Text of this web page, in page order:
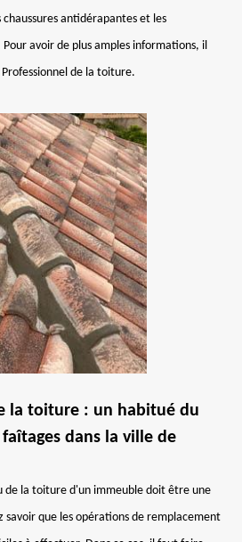
antidérapantes et les
avoir de plus amples informations, il
de la toiture.
la toiture : un habitué du
dans la ville de
de la toiture d'un immeuble doit être une
savoir que les opérations de remplacement